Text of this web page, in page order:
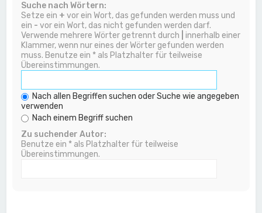
Suche nach Wörtern:
Setze ein + vor ein Wort, das gefunden werden muss und
ein - vor ein Wort, das nicht gefunden werden darf.
Verwende mehrere Wörter getrennt durch
innerhalb einer
Klammer, wenn nur eines der Wörter gefunden werden
muss. Benutze ein * als Platzhalter für teilweise
Übereinstimmungen.
Nach allen Begriffen suchen oder Suche wie angegeben
verwenden
Nach einem Begriff suchen
Zu suchender Autor:
Benutze ein * als Platzhalter für teilweise
Übereinstimmungen.